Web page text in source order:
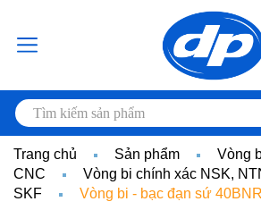
Trang chủ Sản phẩm
Vòng
CNC
Vòng bi chính xác NSK,
SKF
Vòng bi - bạc đạn sứ